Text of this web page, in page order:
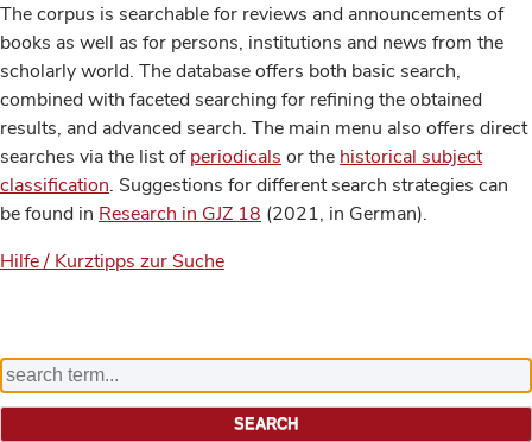
The corpus is searchable for reviews and announcements of
books as well as for persons, institutions and news from the
scholarly world. The database offers both basic search,
combined with faceted searching for refining the obtained
results, and advanced search. The main menu also offers direct
searches via the list ofperiodicals or the historical subject
classification. Suggestions for different search strategies can
be found in Research in GJZ 18 (2021, in German).
Hilfe / Kurztipps zur Suche